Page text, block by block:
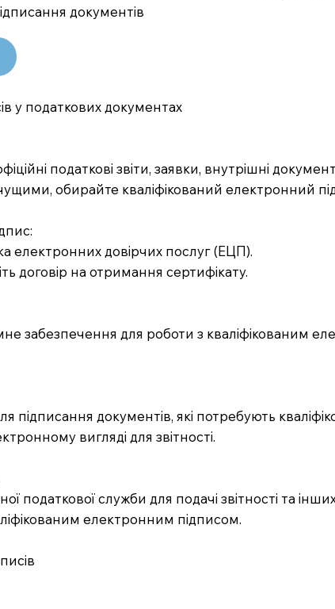
документів
у податкових документах
податкові звіти, заявки, внутрішні
обирайте кваліфікований електронний
електронних довірчих послуг (ЕЦП).
договір на отримання сертифікату.
забезпечення для роботи з кваліфікованим
документів, які потребують
вигляді для звітності.
податкової служби для подачі звітності та
електронним підписом.